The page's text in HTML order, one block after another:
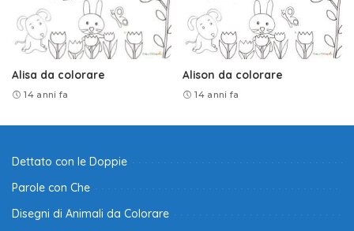
Alisa da colorare
14 anni fa
Alison da colorare
14 anni fa
Dettato con le Doppie
Parole con Che
Disegni di Animali da Colorare